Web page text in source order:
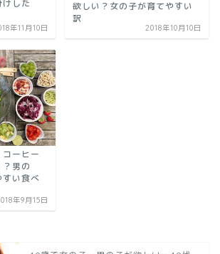
した
年11月10日
欲しい？女の子が育てやすい
訳
2018年10月10日
ーヒー
男の
い食べ
年9月15日